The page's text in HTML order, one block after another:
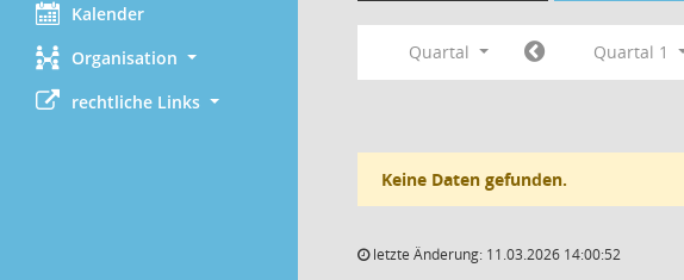
Kalender
Organisation
rechtliche Links
Quartal Quartal 1
Keine Daten gefunden.
letzte Änderung: 11.03.2026 14:00:52